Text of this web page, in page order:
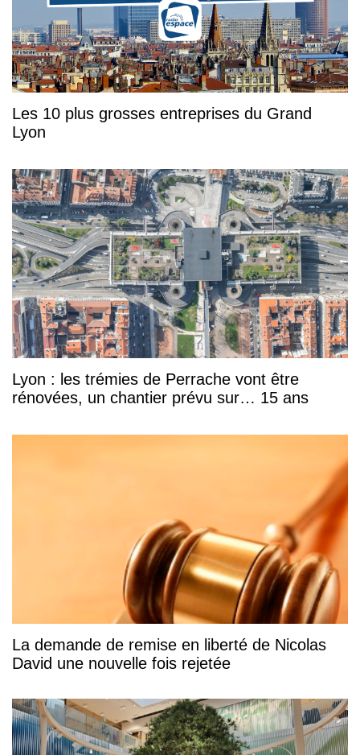
Les 10 plus grosses entreprises du Grand
Lyon
Lyon : les trémies de Perrache vont être
rénovées, un chantier prévu sur… 15 ans
La demande de remise en liberté de Nicolas
David une nouvelle fois rejetée